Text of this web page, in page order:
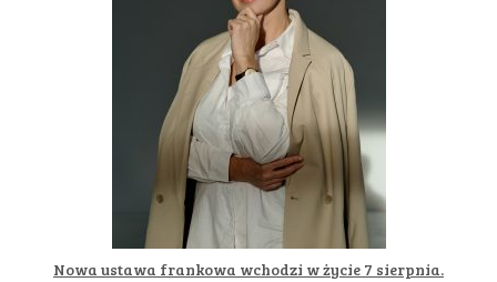
Nowa ustawa frankowa wchodzi w życie 7 sierpnia.